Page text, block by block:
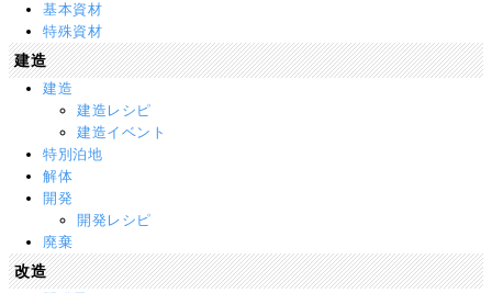
基本資材
特殊資材
建造
建造
建造レシピ
建造イベント
特別泊地
解体
開発
開発レシピ
廃棄
改造